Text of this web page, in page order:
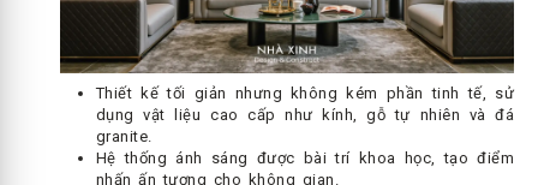
Thiết kế tối giản nhưng không kém phần tinh tế, sử
dụng vật liệu cao cấp như kính, gỗ tự nhiên và đá
granite.
Hệ thống ánh sáng được bài trí khoa học, tạo điểm
nhấn ấn tượng cho không gian.